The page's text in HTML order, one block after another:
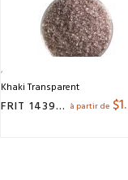
Khaki Transparent
FRIT 143990 à partir de $11.95